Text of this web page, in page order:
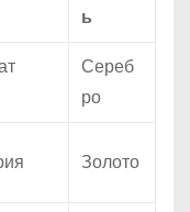
ь
Сереб
ро
Золото